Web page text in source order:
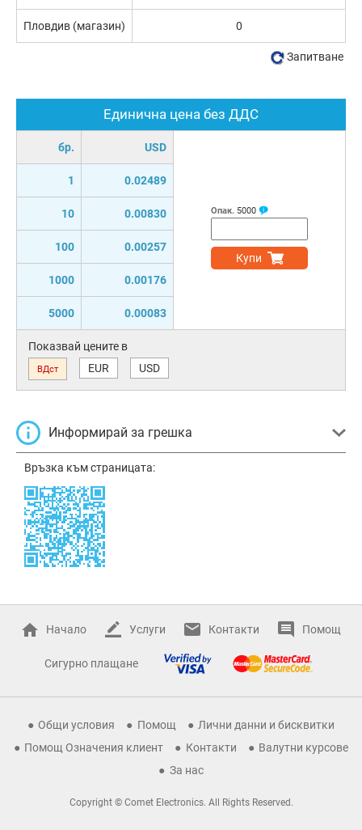
Единична цена без ДДС
бр. USD
1 0.02489
10 0.00830
100 0.00257
1000 0.00176
5000 0.00083
Опак. 5000
Купи
Показвай цените в
ВДст EUR USD
Информирай за грешка
Връзка към страницата:
Пловдив (магазин) 0
Запитване
Начало Услуги Контакти Помощ
Сигурно плащане
Общи условия Помощ
Лични данни и бисквитки
Помощ Означения клиент
Контакти
Валутни курсове
За нас
Copyright © Comet Electronics. All Rights Reserved.